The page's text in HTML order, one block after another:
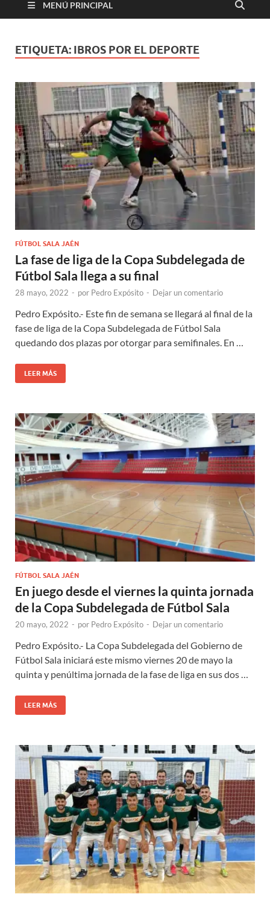
MENÚ PRINCIPAL
ETIQUETA: IBROS POR EL DEPORTE
FÚTBOL SALA JAÉN
La fase de liga de la Copa Subdelegada de
Fútbol Sala llega a su final
28 mayo, 2022 - por Pedro Expósito - Dejar un comentario
Pedro Expósito.- Este fin de semana se llegará al final de la
fase de liga de la Copa Subdelegada de Fútbol Sala
quedando dos plazas por otorgar para semifinales. En …
LEER MÁS
FÚTBOL SALA JAÉN
En juego desde el viernes la quinta jornada
de la Copa Subdelegada de Fútbol Sala
20 mayo, 2022 - por Pedro Expósito - Dejar un comentario
Pedro Expósito.- La Copa Subdelegada del Gobierno de
Fútbol Sala iniciará este mismo viernes 20 de mayo la
quinta y penúltima jornada de la fase de liga en sus dos …
LEER MÁS